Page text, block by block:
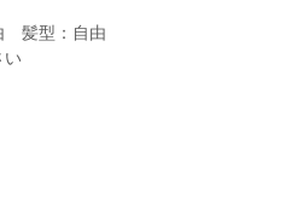
髪型：自由
い